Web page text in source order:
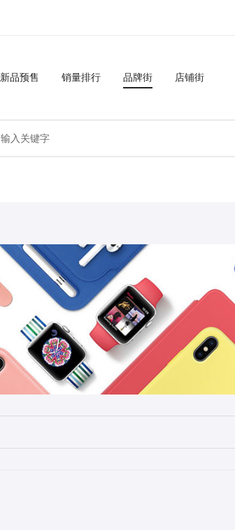
新品预售 销量排行 品牌街 店铺街